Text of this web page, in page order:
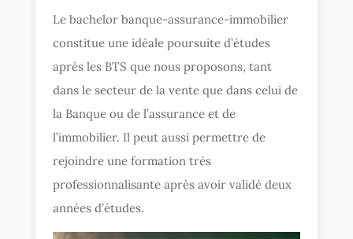
Le bachelor banque-assurance-immobilier
constitue une idéale poursuite d’études
après les BTS que nous proposons, tant
dans le secteur de la vente que dans celui de
la Banque ou de l’assurance et de
l’immobilier. Il peut aussi permettre de
rejoindre une formation très
professionnalisante après avoir validé deux
années d’études.